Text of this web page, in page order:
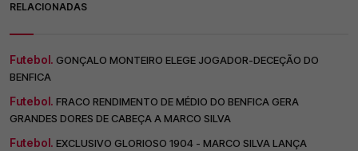
RELACIONADAS
Futebol. GONÇALO MONTEIRO ELEGE JOGADOR-DECEÇÃO DO
BENFICA
Futebol. FRACO RENDIMENTO DE MÉDIO DO BENFICA GERA
GRANDES DORES DE CABEÇA A MARCO SILVA
Futebol. EXCLUSIVO GLORIOSO 1904 - MARCO SILVA LANÇA